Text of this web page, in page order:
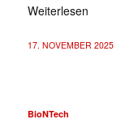
Weiterlesen
17. NOVEMBER 2025
BioNTech